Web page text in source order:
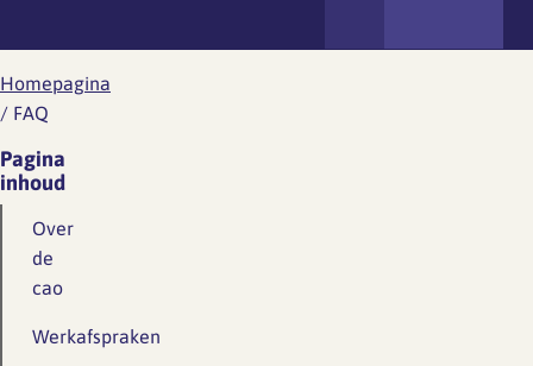
Homepagina
/ FAQ
Pagina
inhoud
Over
de
cao
Werkafspraken